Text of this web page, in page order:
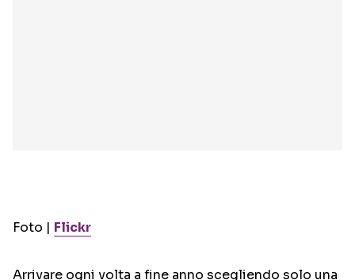
Foto | Flickr
Arrivare ogni volta a fine anno scegliendo solo una